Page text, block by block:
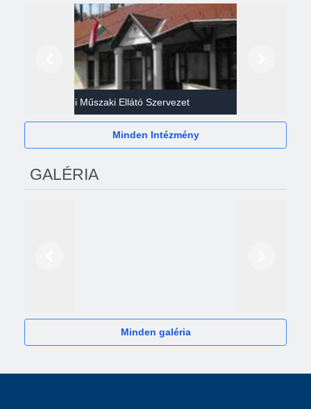
Gazdasági Műszaki Ellátó Szervezet
Minden Intézmény
GALÉRIA
Minden galéria